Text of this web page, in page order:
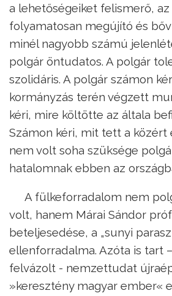
a lehetőségeiket felismerő,
folyamatosan megújító és
minél nagyobb számú
polgár öntudatos. A polgár
szolidáris. A polgár számon
kormányzás terén végzett
kéri, mire költötte az általa
Számon kéri, mit tett a közért
nem volt soha szüksége
hatalomnak ebben az
A fülkeforradalom nem
volt, hanem Márai Sándor
beteljesedése, a „sunyi
ellenforradalma. Azóta is tart
felvázolt - nemzettudat
»keresztény magyar ember«